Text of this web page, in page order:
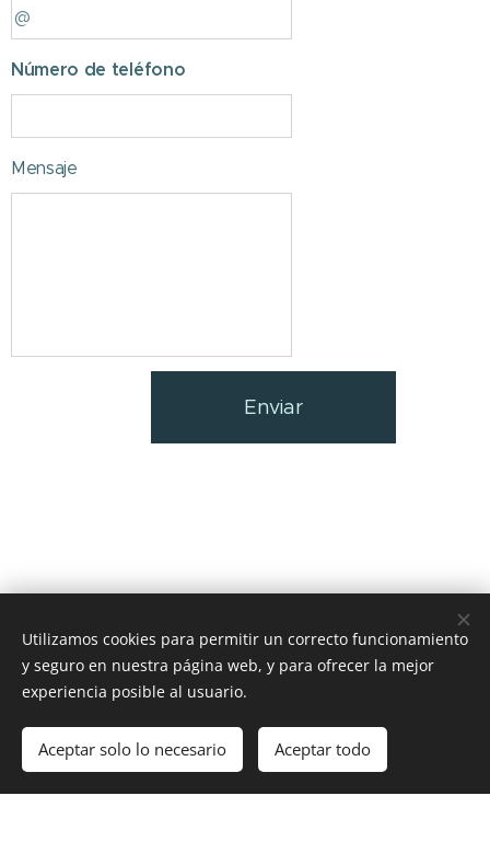
Número de teléfono
Mensaje
Enviar
www.carpasypabellones.com
GRUPO EMPRESARIAL GP SAS - INFO (57) 3212147793 BOGOTA
COLOMBIA
Cookies
Utilizamos cookies para permitir un correcto funcionamiento
y seguro en nuestra página web, y para ofrecer la mejor
experiencia posible al usuario.
Aceptar solo lo necesario Aceptar todo